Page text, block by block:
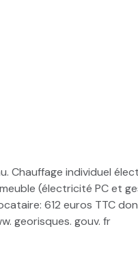
Chauffage individuel
(électricité PC et
612 euros TTC
georisques. gouv. fr